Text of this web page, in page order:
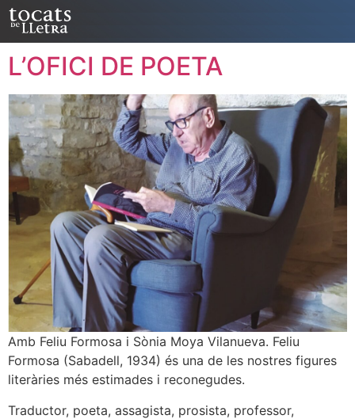
L’OFICI DE POETA
Amb Feliu Formosa i Sònia Moya Vilanueva. Feliu
Formosa (Sabadell, 1934) és una de les nostres figures
literàries més estimades i reconegudes.
Traductor, poeta, assagista, prosista, professor,